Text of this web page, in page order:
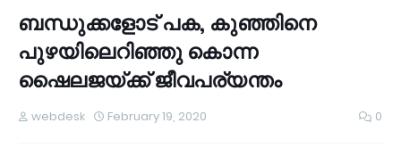
ബന്ധുക്കളോട് പക, കുഞ്ഞിനെ
പുഴയിലെറിഞ്ഞു കൊന്ന
ഷൈലജയ്ക്ക് ജീവപര്യന്തം
webdesk February 19, 2020 0